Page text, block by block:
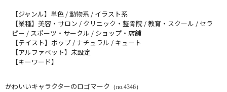
【ジャンル】単色 / 動物系 / イラスト系
【業種】美容・サロン / クリニック・整骨院 / 教育・スクール / セラ
ピー / スポーツ・サークル / ショップ・店舗
【テイスト】ポップ / ナチュラル / キュート
【アルファベット】未設定
【キーワード】
かわいいキャラクターのロゴマーク （no.4346）